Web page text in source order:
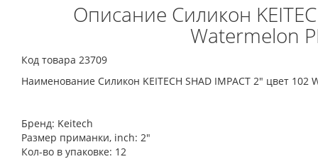
Описание Силикон
Watermelon
Код товара 23709
Наименование Силикон KEITECH SHAD IMPACT 2" цвет 102
Бренд: Keitech
Размер приманки, inch: 2"
Кол-во в упаковке: 12